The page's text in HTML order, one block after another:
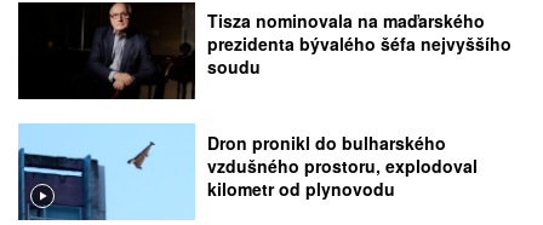
Tisza nominovala na maďarského
prezidenta bývalého šéfa nejvyššího
soudu
Dron pronikl do bulharského
vzdušného prostoru, explodoval
kilometr od plynovodu